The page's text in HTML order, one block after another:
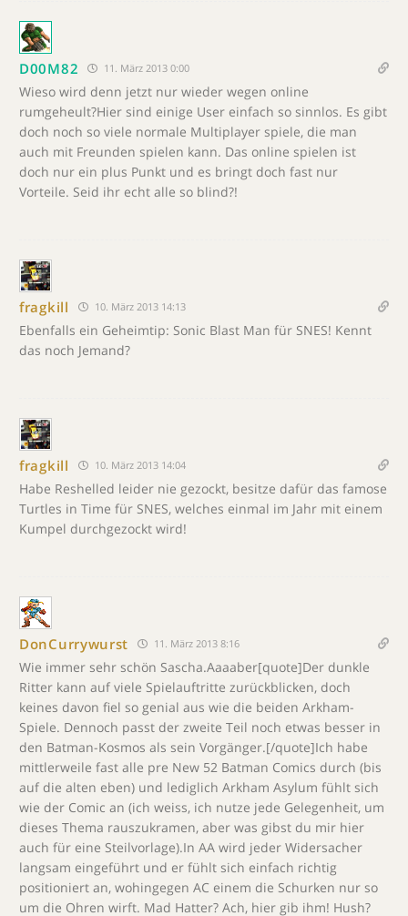
D00M82 11. März 2013 0:00
Wieso wird denn jetzt nur wieder wegen online
rumgeheult?Hier sind einige User einfach so sinnlos. Es gibt
doch noch so viele normale Multiplayer spiele, die man
auch mit Freunden spielen kann. Das online spielen ist
doch nur ein plus Punkt und es bringt doch fast nur
Vorteile. Seid ihr echt alle so blind?!
fragkill 10. März 2013 14:13
Ebenfalls ein Geheimtip: Sonic Blast Man für SNES! Kennt
das noch Jemand?
fragkill 10. März 2013 14:04
Habe Reshelled leider nie gezockt, besitze dafür das famose
Turtles in Time für SNES, welches einmal im Jahr mit einem
Kumpel durchgezockt wird!
DonCurrywurst 11. März 2013 8:16
Wie immer sehr schön Sascha.Aaaaber[quote]Der dunkle
Ritter kann auf viele Spielauftritte zurückblicken, doch
keines davon fiel so genial aus wie die beiden Arkham-
Spiele. Dennoch passt der zweite Teil noch etwas besser in
den Batman-Kosmos als sein Vorgänger.[/quote]Ich habe
mittlerweile fast alle pre New 52 Batman Comics durch (bis
auf die alten eben) und lediglich Arkham Asylum fühlt sich
wie der Comic an (ich weiss, ich nutze jede Gelegenheit, um
dieses Thema rauszukramen, aber was gibst du mir hier
auch für eine Steilvorlage).In AA wird jeder Widersacher
langsam eingeführt und er fühlt sich einfach richtig
positioniert an, wohingegen AC einem die Schurken nur so
um die Ohren wirft. Mad Hatter? Ach, hier gib ihm! Hush?